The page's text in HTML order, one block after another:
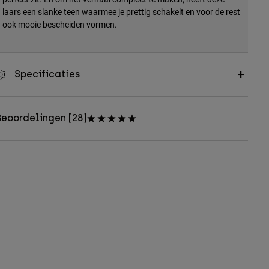
laars een slanke teen waarmee je prettig schakelt en voor de rest
ook mooie bescheiden vormen.
Specificaties
[28]